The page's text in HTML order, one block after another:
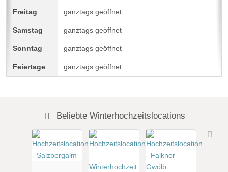
ganztags geöffnet
ganztags geöffnet
ganztags geöffnet
ganztags geöffnet
Beliebte Winterhochzeitslocations